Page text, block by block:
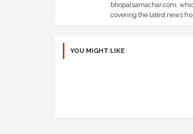
bhopalsamachar.com,
covering the latest news
YOU MIGHT LIKE